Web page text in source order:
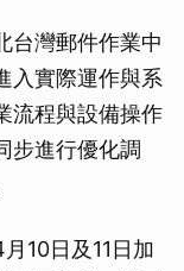
台灣郵件作業中
入實際運作與系
流程與設備操作
步進行優化調
10日及11日加